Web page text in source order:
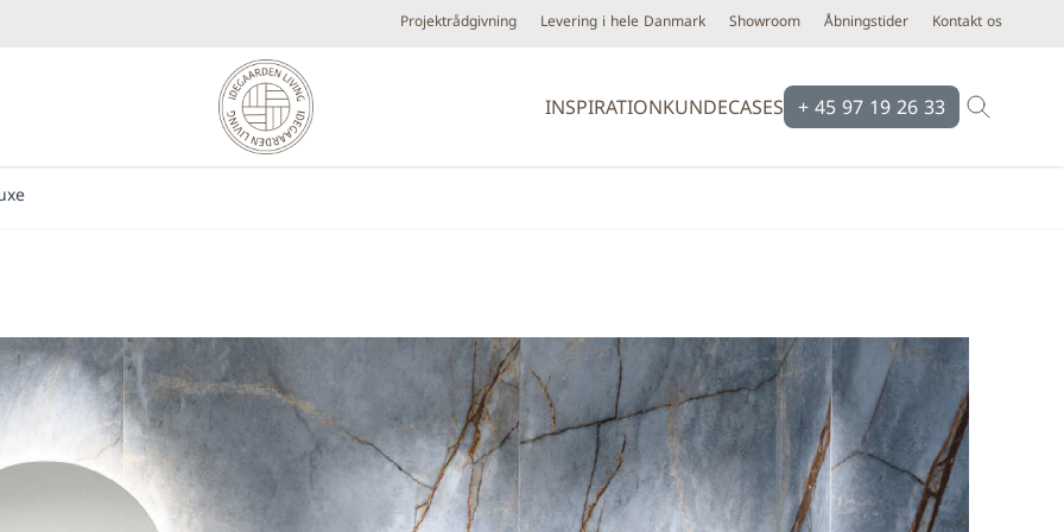
Projektrådgivning Levering i hele Danmark Showroom Åbningstider Kontakt os
Metal look Små fliser
Florim
Fondovalle
Keope
Novabell
Pastorelli
Diverse
Construx
Dansani
Dialux
d line
Form & Refine
Bestsellers
Forhandlere
INSPIRATIONKUNDECASES + 45 97 19 26 33